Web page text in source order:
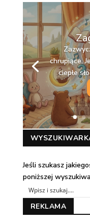
chrupiące.
ciepłe
Jeśli szukasz
poniższej
REKLAMA